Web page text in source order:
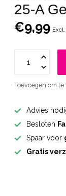
25-A
€9,99
Toevoegen om
Advies
Besloten
Spaar voor
Gratis